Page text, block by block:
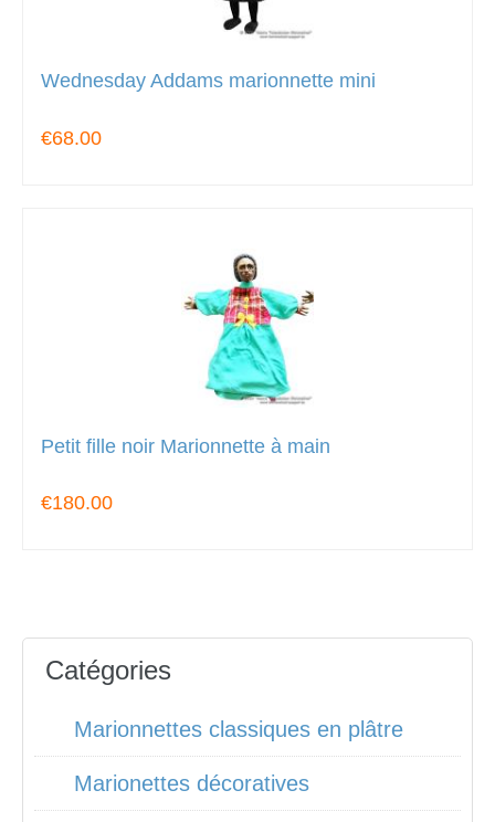
Wednesday Addams marionnette mini
€68.00
Petit fille noir Marionnette à main
€180.00
Catégories
Marionnettes classiques en plâtre
Marionettes décoratives